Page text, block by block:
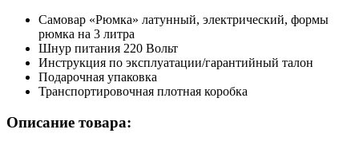
Самовар «Рюмка» латунный, электрический, формы
рюмка на 3 литра
Шнур питания 220 Вольт
Инструкция по эксплуатации/гарантийный талон
Подарочная упаковка
Транспортировочная плотная коробка
Описание товара: